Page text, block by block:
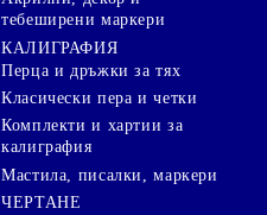
тебеширени маркери
КАЛИГРАФИЯ
Перца и дръжки за тях
Класически пера и четки
Комплекти и хартии за
калиграфия
Мастила, писалки, маркери
ЧЕРТАНЕ